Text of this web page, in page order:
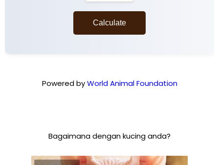
Powered byWorld Animal Foundation
Bagaimana dengan kucing anda?